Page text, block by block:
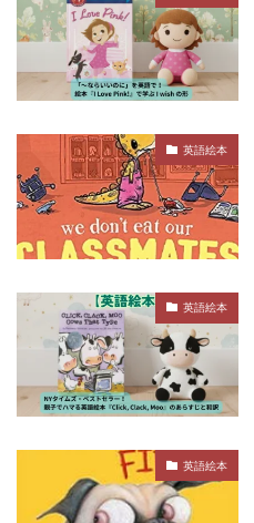
英語絵本
英語絵本
英語絵本